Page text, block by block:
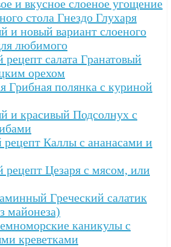
и вкусное слоеное угощение
стола Гнездо Глухаря
и новый вариант слоеного
любимого
рецепт салата Гранатовый
орехом
Грибная полянка с куриной
и красивый Подсолнух с
Каллы с ананасами и
рецепт Цезаря с мясом, или
Греческий салатик
майонеза)
каникулы с
креветками